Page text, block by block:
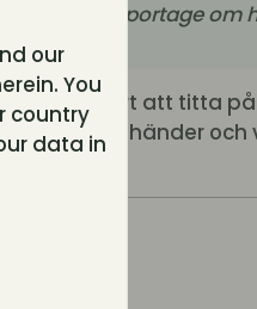
tidningsreportage om
vara värt att titta
saker händer och
our
You
country
data in